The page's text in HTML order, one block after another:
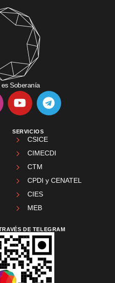
Soberanía
SERVICIOS
CSICE
CIMECDI
CTM
CPDI y CENATEL
CIES
MEB
DE TELEGRAM